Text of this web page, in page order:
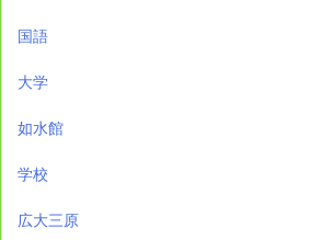
国語
大学
如水館
学校
広大三原